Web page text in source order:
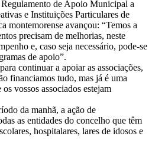
de Apoio Municipal a
e Instituições Particulares de
montemorense avançou: “Temos a
precisam de melhorias, neste
e, caso seja necessário, pode-se
de apoio”.
continuar a apoiar as associações,
financiamos tudo, mas já é uma
vossos associados estejam
da manhã, a ação de
as entidades do concelho que têm
hospitalares, lares de idosos e